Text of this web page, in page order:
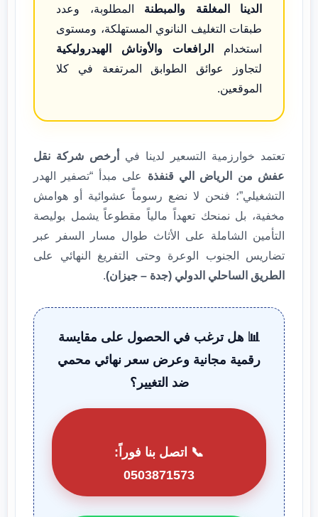
الدينا المغلقة والمبطنة المطلوبة، وعدد
طبقات التغليف النانوي المستهلكة، ومستوى
استخدام
الرافعات والأوناش الهيدروليكية
لتجاوز عوائق الطوابق المرتفعة في كلا
الموقعين.
تعتمد خوارزمية التسعير لدينا في
أرخص شركة نقل
عفش من الرياض الي قنفذة على مبدأ “تصفير الهدر
التشغيلي”؛ فنحن لا نضع رسوماً عشوائية أو هوامش
مخفية، بل نمنحك تعهداً مالياً مقطوعاً يشمل بوليصة
التأمين الشاملة على الأثاث طوال مسار السفر عبر
تضاريس الجنوب الوعرة وحتى التفريغ النهائي على
الطريق الساحلي الدولي (جدة – جيزان).
📊 هل ترغب في الحصول على مقايسة
رقمية مجانية وعرض سعر نهائي محمي
ضد التغيير؟
📞 اتصل بنا فوراً:
0503871573